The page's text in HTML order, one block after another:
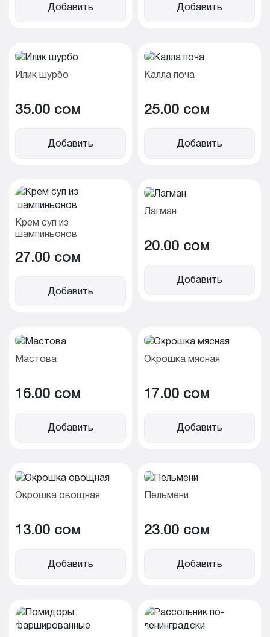
Добавить Добавить
Илик шурбо
35.00 cом
Добавить
Калла поча
25.00 cом
Добавить
Крем суп из
шампиньонов
27.00 cом
Добавить
Лагман
20.00 cом
Добавить
Мастова
16.00 cом
Добавить
Окрошка мясная
17.00 cом
Добавить
Окрошка овощная
13.00 cом
Добавить
Пельмени
23.00 cом
Добавить